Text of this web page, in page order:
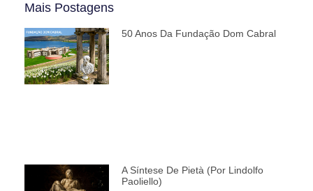
Mais Postagens
50 Anos Da Fundação Dom Cabral
A Síntese De Pietà (por Lindolfo
Paoliello)